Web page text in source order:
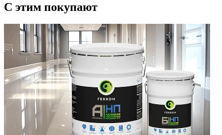
C этим покупают